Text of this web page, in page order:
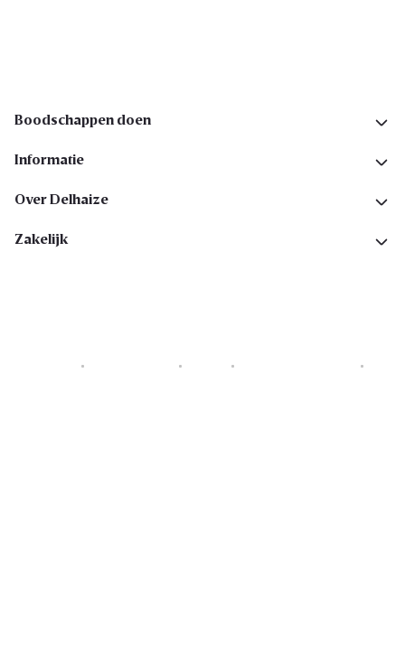
Boodschappen doen
Informatie
Over Delhaize
Zakelijk